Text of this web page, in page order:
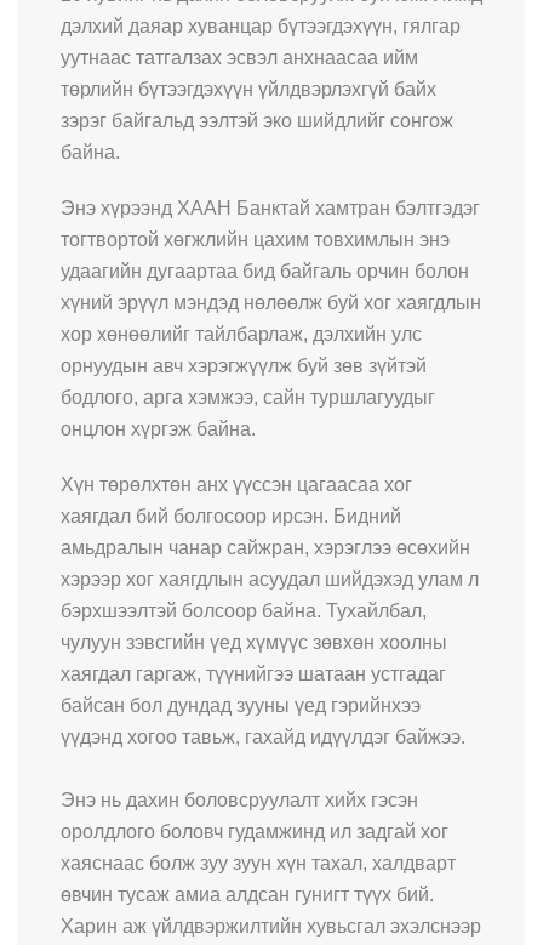
дэлхий даяар хуванцар бүтээгдэхүүн, гялгар
уутнаас татгалзах эсвэл анхнаасаа ийм
төрлийн бүтээгдэхүүн үйлдвэрлэхгүй байх
зэрэг байгальд ээлтэй эко шийдлийг сонгож
байна.
Энэ хүрээнд ХААН Банктай хамтран бэлтгэдэг
тогтвортой хөгжлийн цахим товхимлын энэ
удаагийн дугаартаа бид байгаль орчин болон
хүний эрүүл мэндэд нөлөөлж буй хог хаягдлын
хор хөнөөлийг тайлбарлаж, дэлхийн улс
орнуудын авч хэрэгжүүлж буй зөв зүйтэй
бодлого, арга хэмжээ, сайн туршлагуудыг
онцлон хүргэж байна.
Хүн төрөлхтөн анх үүссэн цагаасаа хог
хаягдал бий болгосоор ирсэн. Бидний
амьдралын чанар сайжран, хэрэглээ өсөхийн
хэрээр хог хаягдлын асуудал шийдэхэд улам л
бэрхшээлтэй болсоор байна. Тухайлбал,
чулуун зэвсгийн үед хүмүүс зөвхөн хоолны
хаягдал гаргаж, түүнийгээ шатаан устгадаг
байсан бол дундад зууны үед гэрийнхээ
үүдэнд хогоо тавьж, гахайд идүүлдэг байжээ.
Энэ нь дахин боловсруулалт хийх гэсэн
оролдлого боловч гудамжинд ил задгай хог
хаяснаас болж зуу зуун хүн тахал, халдварт
өвчин тусаж амиа алдсан гунигт түүх бий.
Харин аж үйлдвэржилтийн хувьсгал эхэлснээр